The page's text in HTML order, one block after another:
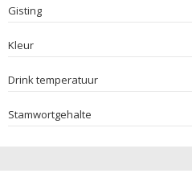
Gisting
Kleur
Drink temperatuur
Stamwortgehalte